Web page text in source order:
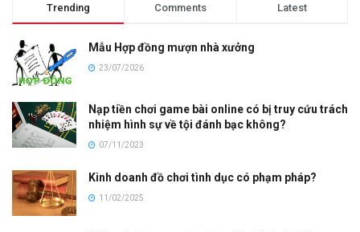
Trending Comments Latest
Mẫu Hợp đồng mượn nhà xưởng
23/07/2026
Nạp tiền chơi game bài online có bị truy cứu trách
nhiệm hình sự về tội đánh bạc không?
07/11/2023
Kinh doanh đồ chơi tình dục có phạm pháp?
11/02/2025